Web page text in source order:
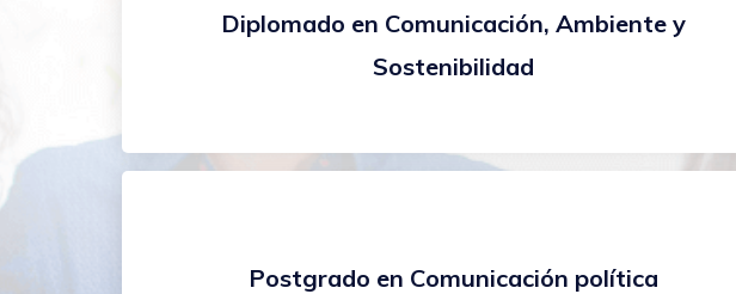
Diplomado en Comunicación, Ambiente y
Sostenibilidad
Postgrado en Comunicación política